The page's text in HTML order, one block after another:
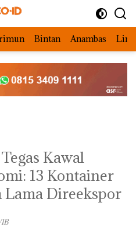
Bintan Anambas
Kawal
13 Kontainer
Lama Direekspor